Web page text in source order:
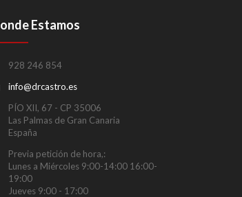
Estamos
928 246 854
info@drcastro.es
PÍO XII, 67 - CP 35006
Las Palmas de Gran Canaria
España
Previa petición de hora,:
Lunes a Miércoles 9:00-14:00 16:00-
19:00
Jueves 9:00 - 17:00